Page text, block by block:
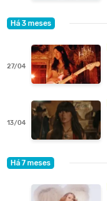
Há 3 meses
27/04
13/04
Há 7 meses